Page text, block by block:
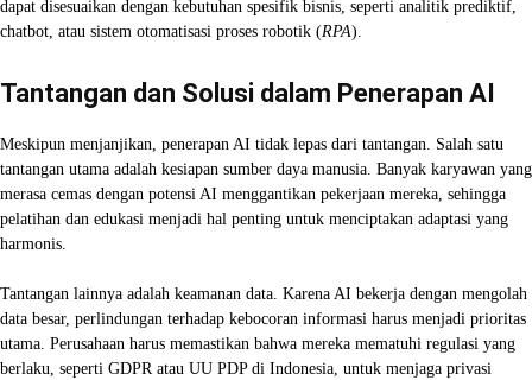
dapat disesuaikan dengan kebutuhan spesifik bisnis, seperti analitik prediktif,
chatbot, atau sistem otomatisasi proses robotik (RPA).
Tantangan dan Solusi dalam Penerapan AI
Meskipun menjanjikan, penerapan AI tidak lepas dari tantangan. Salah satu
tantangan utama adalah kesiapan sumber daya manusia. Banyak karyawan yang
merasa cemas dengan potensi AI menggantikan pekerjaan mereka, sehingga
pelatihan dan edukasi menjadi hal penting untuk menciptakan adaptasi yang
harmonis.
Tantangan lainnya adalah keamanan data. Karena AI bekerja dengan mengolah
data besar, perlindungan terhadap kebocoran informasi harus menjadi prioritas
utama. Perusahaan harus memastikan bahwa mereka mematuhi regulasi yang
berlaku, seperti GDPR atau UU PDP di Indonesia, untuk menjaga privasi